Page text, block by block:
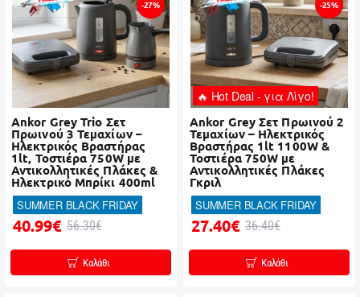
-27%
Ankor Grey Trio Σετ
Πρωινού 3 Τεμαχίων –
Ηλεκτρικός Βραστήρας
1lt, Τοστιέρα 750W με
Αντικολλητικές Πλάκες &
Ηλεκτρικό Μπρίκι 400ml
SUMMER BLACK FRIDAY
40.99€ 56.30€
Καλάθι
🔥 Hot Deal - για Λίγο!
-25%
Ankor Grey Σετ Πρωινού 2
Τεμαχίων – Ηλεκτρικός
Βραστήρας 1lt 1100W &
Τοστιέρα 750W με
Αντικολλητικές Πλάκες
Γκριλ
SUMMER BLACK FRIDAY
27.40€ 36.40€
Καλάθι